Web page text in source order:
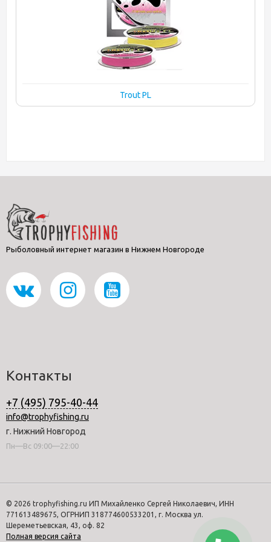
Trout PL
Рыболовный интернет магазин в Нижнем Новгороде
Контакты
+7 (495) 795-40-44
info@trophyfishing.ru
г. Нижний Новгород
Пн—Вс 09:00—22:00
© 2026 trophyfishing.ru ИП Михайленко Сергей Николаевич, ИНН
771613489675, ОГРНИП 318774600533201, г. Москва ул.
Шереметьевская, 43, оф. 82
Полная версия сайта